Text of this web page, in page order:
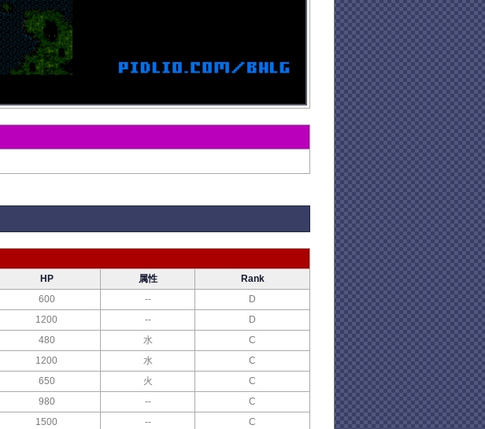
HP 属性
Rank
600 --
D
1200 --
D
480 水
C
1200 水
C
650 火
C
980 --
C
1500 --
C